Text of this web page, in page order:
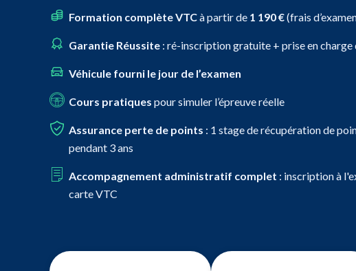
Formation complète VTCà partir de 1 190 €(frais
Garantie Réussite: ré-inscription gratuite + prise en charge
Véhicule fourni le jour de l’examen
Cours pratiques pour simuler l’épreuve réelle
Assurance perte de points : 1 stage de récupération de
pendant 3 ans
Accompagnement administratif complet : inscription à
carte VTC